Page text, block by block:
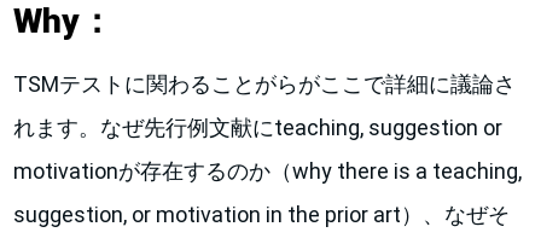
Why：
TSMテストに関わることがらがここで詳細に議論さ
れます。なぜ先行例文献にteaching, suggestion or
motivationが存在するのか（why there is a teaching,
suggestion, or motivation in the prior art）、なぜそ